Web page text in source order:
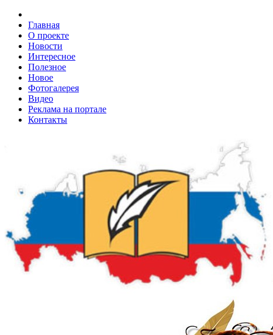
Главная
О проекте
Новости
Интересное
Полезное
Новое
Фотогалерея
Видео
Реклама на портале
Контакты